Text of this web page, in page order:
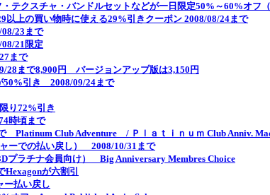
テクスチャ・バンドルセットなどが一日限定50%～60%オフ（
上の買い物時に使える29%引きクーポン 2008/08/24まで
23まで
21限定
まで
28まで8,900円 バージョンアップ版は3,150円
50%引き 2008/09/24まで
り72%引き
時頃まで
Platinum Club Adventure / Ｐｌａｔｉｎｕｍ Club Anniv.
ーでの払い戻し） 2008/10/31まで
プラチナ会員向け） Big Anniversary Membres Choice
が六割引
ー払い戻し